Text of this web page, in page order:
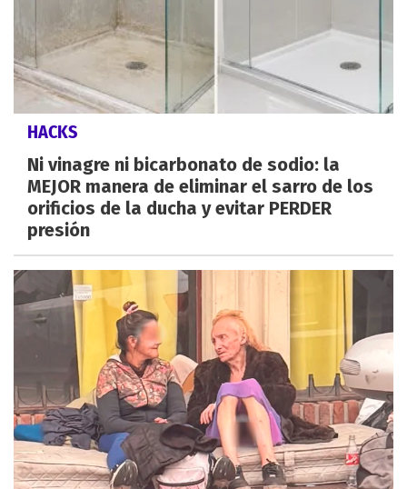
HACKS
Ni vinagre ni bicarbonato de sodio: la
MEJOR manera de eliminar el sarro de los
orificios de la ducha y evitar PERDER
presión